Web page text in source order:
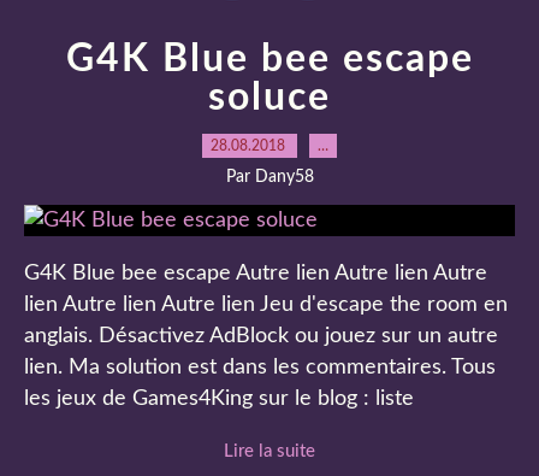
G4K Blue bee escape
soluce
28.08.2018 …
Par Dany58
G4K Blue bee escape Autre lien Autre lien Autre
lien Autre lien Autre lien Jeu d'escape the room en
anglais. Désactivez AdBlock ou jouez sur un autre
lien. Ma solution est dans les commentaires. Tous
les jeux de Games4King sur le blog : liste
Lire la suite